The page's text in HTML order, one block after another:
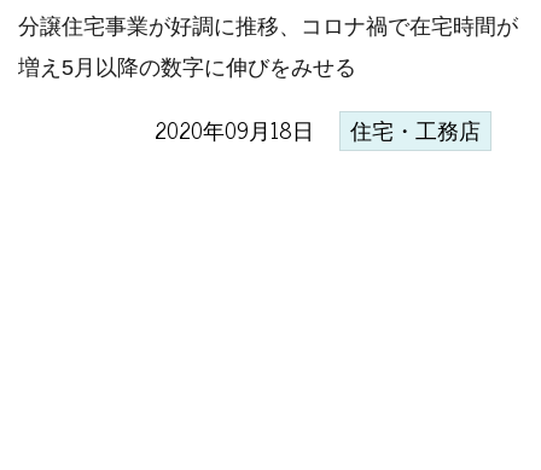
分譲住宅事業が好調に推移、コロナ禍で在宅時間が
増え5月以降の数字に伸びをみせる
2020年09月18日 住宅・工務店